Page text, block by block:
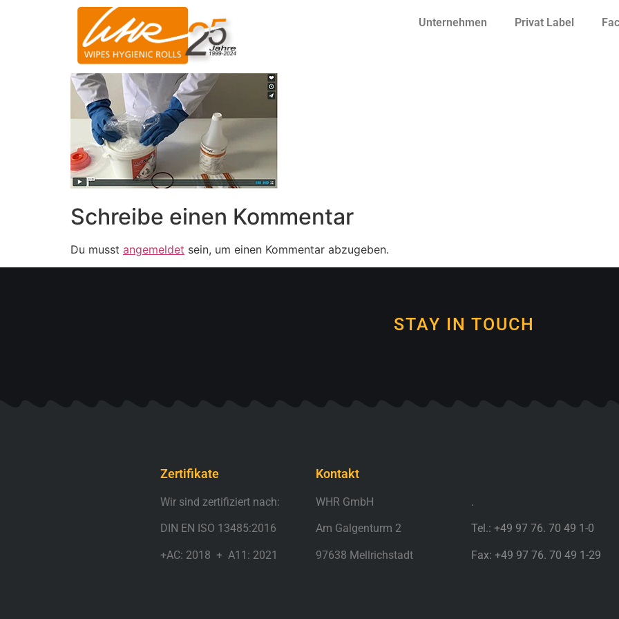
Unternehmen Privat Label
Schreibe einen Kommentar
Du musst angemeldet sein, um einen Kommentar abzugeben.
STAY IN TOUCH
Zertifikate
Wir sind zertifiziert nach:
DIN EN ISO 13485:2016
+AC: 2018 + A11: 2021
Kontakt
WHR GmbH
Am Galgenturm 2
97638 Mellrichstadt
.
Tel.: +49 97 76. 70 49 1-0
Fax: +49 97 76. 70 49 1-29